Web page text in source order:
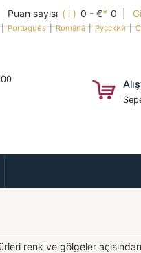
Puan sayısı ( i ) 0 - €* 0 |
|Português|Română|Русский|
renk ve gölgeler açısından